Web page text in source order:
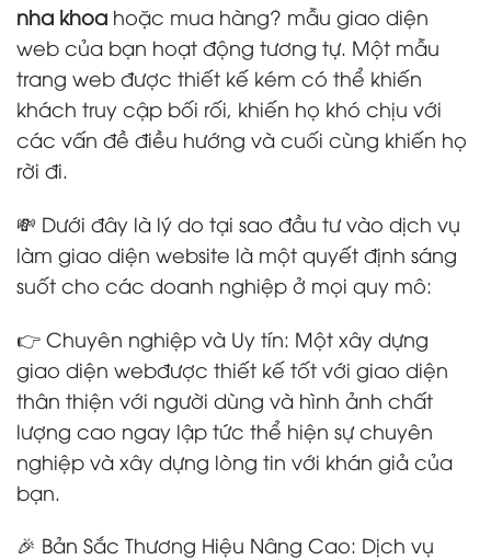
nha khoa hoặc mua hàng? mẫu giao diện
web của bạn hoạt động tương tự. Một mẫu
trang web được thiết kế kém có thể khiến
khách truy cập bối rối, khiến họ khó chịu với
các vấn đề điều hướng và cuối cùng khiến họ
rời đi.
💸 Dưới đây là lý do tại sao đầu tư vào dịch vụ
làm giao diện website là một quyết định sáng
suốt cho các doanh nghiệp ở mọi quy mô:
👉 Chuyên nghiệp và Uy tín: Một xây dựng
giao diện webđược thiết kế tốt với giao diện
thân thiện với người dùng và hình ảnh chất
lượng cao ngay lập tức thể hiện sự chuyên
nghiệp và xây dựng lòng tin với khán giả của
bạn.
🎉 Bản Sắc Thương Hiệu Nâng Cao: Dịch vụ